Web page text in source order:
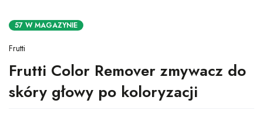
57 W MAGAZYNIE
Frutti
Frutti Color Remover zmywacz do
skóry głowy po koloryzacji